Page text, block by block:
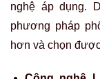
nghệ áp dụng.
phương pháp
hơn và chọn